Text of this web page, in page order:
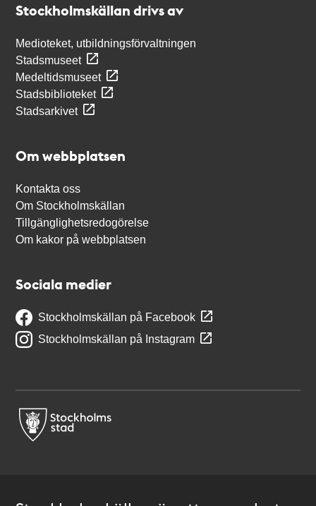
Stockholmskällan drivs av
Medioteket, utbildningsförvaltningen
Stadsmuseet
Medeltidsmuseet
Stadsbiblioteket
Stadsarkivet
Om webbplatsen
Kontakta oss
Om Stockholmskällan
Tillgänglighetsredogörelse
Om kakor på webbplatsen
Sociala medier
Stockholmskällan på Facebook
Stockholmskällan på Instagram